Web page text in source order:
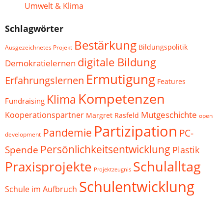
Umwelt & Klima
Schlagwörter
Ausgezeichnetes Projekt Bestärkung Bildungspolitik
Demokratielernen digitale Bildung
Erfahrungslernen Ermutigung Features
Fundraising Klima Kompetenzen
Kooperationspartner Margret Rasfeld Mutgeschichte open
development Pandemie Partizipation PC-
Spende Persönlichkeitsentwicklung Plastik
Praxisprojekte Projektzeugnis Schulalltag
Schule im Aufbruch Schulentwicklung